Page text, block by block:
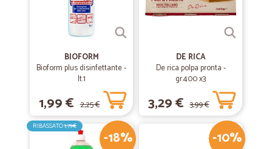
BIOFORM
Bioform plus disinfettante -
lt.1
1,99 € 2,25 €
DE RICA
De rica polpa pronta -
gr.400 x3
3,29 € 3,99 €
-18%
RIBASSATO1,79€
-10%